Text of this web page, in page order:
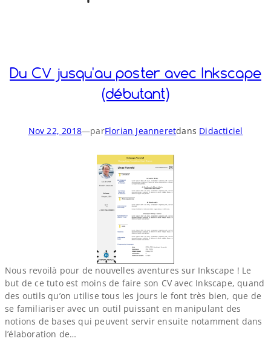
Du CV jusqu'au poster avec Inkscape
(débutant)
Nov 22, 2018—parFlorian Jeanneretdans Didacticiel
Nous revoilà pour de nouvelles aventures sur Inkscape ! Le
but de ce tuto est moins de faire son CV avec Inkscape, quand
des outils qu’on utilise tous les jours le font très bien, que de
se familiariser avec un outil puissant en manipulant des
notions de bases qui peuvent servir ensuite notamment dans
l’élaboration de…